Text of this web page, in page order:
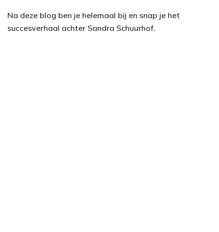
Na deze blog ben je helemaal bij en snap je het
succesverhaal achter Sandra Schuurhof.